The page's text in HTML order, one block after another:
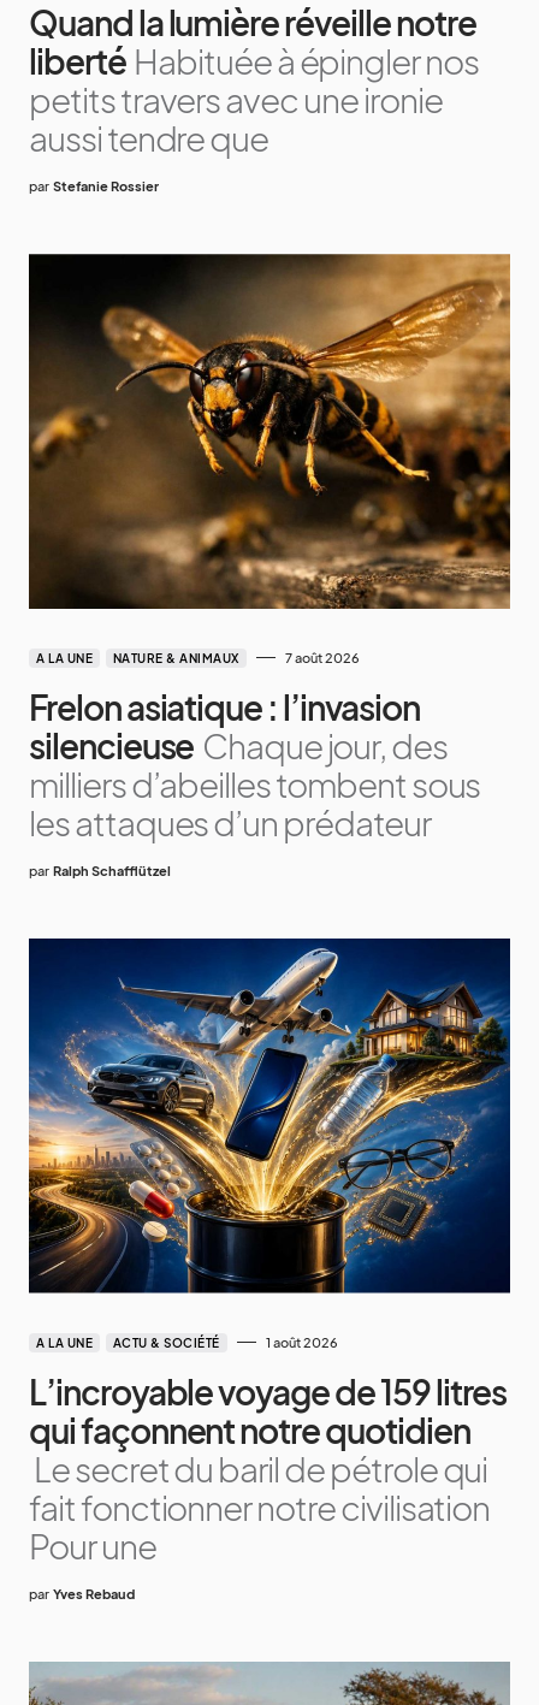
Quand la lumière réveille notre
liberté Habituée à épingler nos
petits travers avec une ironie
aussi tendre que
par Stefanie Rossier
A LA UNE NATURE & ANIMAUX 7 août 2026
Frelon asiatique : l’invasion
silencieuse Chaque jour, des
milliers d’abeilles tombent sous
les attaques d’un prédateur
par Ralph Schafflützel
A LA UNE ACTU & SOCIÉTÉ 1 août 2026
L’incroyable voyage de 159 litres
qui façonnent notre quotidien
Le secret du baril de pétrole qui
fait fonctionner notre civilisation
Pour une
par Yves Rebaud